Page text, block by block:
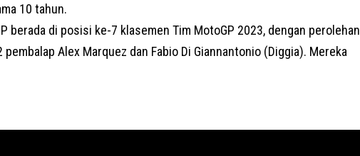
10 tahun.
berada di posisi ke-7 klasemen Tim MotoGP 2023, dengan perolehan
Alex Marquez dan Fabio Di Giannantonio (Diggia). Mereka